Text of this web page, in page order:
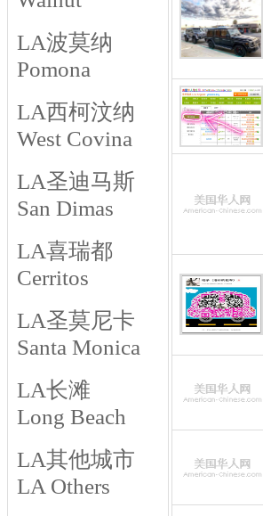
LA波莫纳
Pomona
LA西柯汶纳
West Covina
LA圣迪马斯
San Dimas
LA喜瑞都
Cerritos
LA圣莫尼卡
Santa Monica
LA长滩
Long Beach
LA其他城市
LA Others